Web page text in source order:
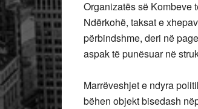
Organizatës së Kombeve
Ndërkohë, taksat e
përbindshme, deri në
aspak të punësuar në
Marrëveshjet e ndyra
bëhen objekt bisedash